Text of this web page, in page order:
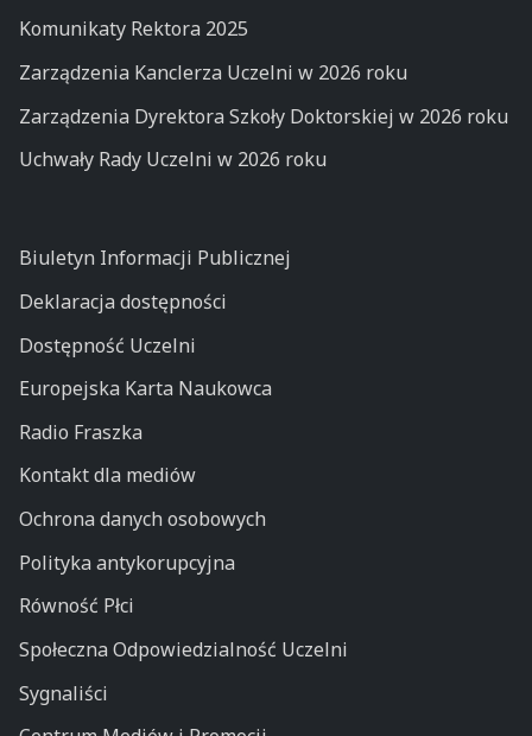
Komunikaty Rektora 2025
Zarządzenia Kanclerza Uczelni w 2026 roku
Zarządzenia Dyrektora Szkoły Doktorskiej w 2026 roku
Uchwały Rady Uczelni w 2026 roku
Biuletyn Informacji Publicznej
Deklaracja dostępności
Dostępność Uczelni
Europejska Karta Naukowca
Radio Fraszka
Kontakt dla mediów
Ochrona danych osobowych
Polityka antykorupcyjna
Równość Płci
Społeczna Odpowiedzialność Uczelni
Sygnaliści